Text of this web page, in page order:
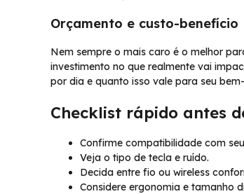
Orçamento e custo-benefício
Nem sempre o mais caro é o melhor
investimento no que realmente vai
por dia e quanto isso vale para seu
Checklist rápido antes
Confirme compatibilidade com
Veja o tipo de tecla e ruído.
Decida entre fio ou wireless
Considere ergonomia e tamanho